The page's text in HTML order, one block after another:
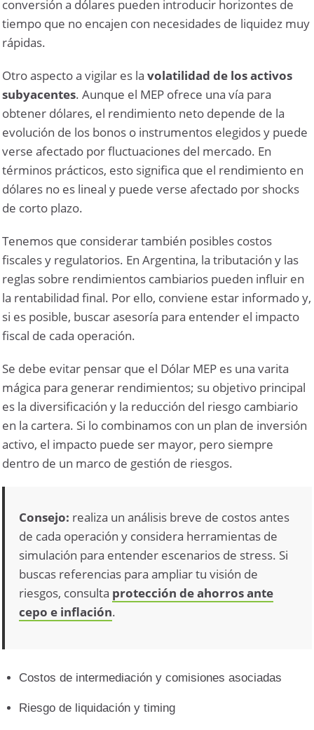
conversión a dólares pueden introducir horizontes de
tiempo que no encajen con necesidades de liquidez muy
rápidas.
Otro aspecto a vigilar es lavolatilidad de los activos
subyacentes. Aunque el MEP ofrece una vía para
obtener dólares, el rendimiento neto depende de la
evolución de los bonos o instrumentos elegidos y puede
verse afectado por fluctuaciones del mercado. En
términos prácticos, esto significa que el rendimiento en
dólares no es lineal y puede verse afectado por shocks
de corto plazo.
Tenemos que considerar también posibles costos
fiscales y regulatorios. En Argentina, la tributación y las
reglas sobre rendimientos cambiarios pueden influir en
la rentabilidad final. Por ello, conviene estar informado y,
si es posible, buscar asesoría para entender el impacto
fiscal de cada operación.
Se debe evitar pensar que el Dólar MEP es una varita
mágica para generar rendimientos; su objetivo principal
es la diversificación y la reducción del riesgo cambiario
en la cartera. Si lo combinamos con un plan de inversión
activo, el impacto puede ser mayor, pero siempre
dentro de un marco de gestión de riesgos.
Consejo: realiza un análisis breve de costos antes
de cada operación y considera herramientas de
simulación para entender escenarios de stress. Si
buscas referencias para ampliar tu visión de
riesgos, consulta protección de ahorros ante
cepo e inflación.
Costos de intermediación y comisiones asociadas
Riesgo de liquidación y timing